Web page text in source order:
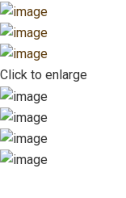
Click to enlarge